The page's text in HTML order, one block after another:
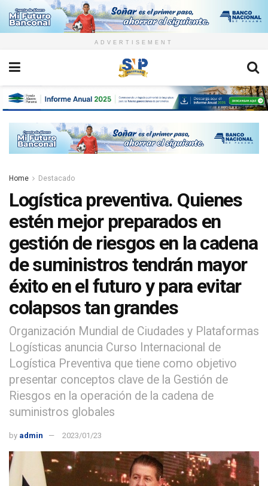
ADVERTISEMENT
Home Destacado
Logística preventiva. Quienes
estén mejor preparados en
gestión de riesgos en la cadena
de suministros tendrán mayor
éxito en el futuro y para evitar
colapsos tan grandes
Organización Mundial de Ciudades y Plataformas
Logísticas anuncia Curso Internacional de
Logística Preventiva que tiene como objetivo
presentar conceptos clave de la Gestión de
Riesgos en la operación de la cadena de
suministros globales
by admin 2023/01/23